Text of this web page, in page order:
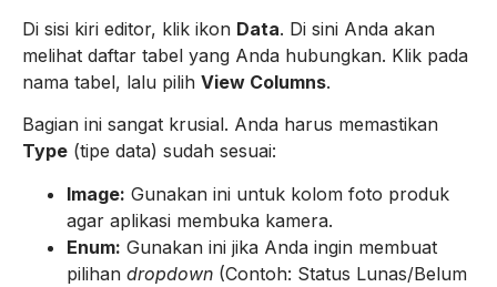
Di sisi kiri editor, klik ikon Data. Di sini Anda akan
melihat daftar tabel yang Anda hubungkan. Klik pada
nama tabel, lalu pilih View Columns.
Bagian ini sangat krusial. Anda harus memastikan
Type (tipe data) sudah sesuai:
Image: Gunakan ini untuk kolom foto produk
agar aplikasi membuka kamera.
Enum: Gunakan ini jika Anda ingin membuat
pilihan dropdown (Contoh: Status Lunas/Belum